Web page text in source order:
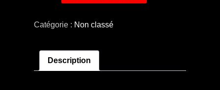
Spécial
en
famille
Catégorie : Non classé
Description